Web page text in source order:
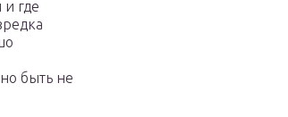
где
быть не